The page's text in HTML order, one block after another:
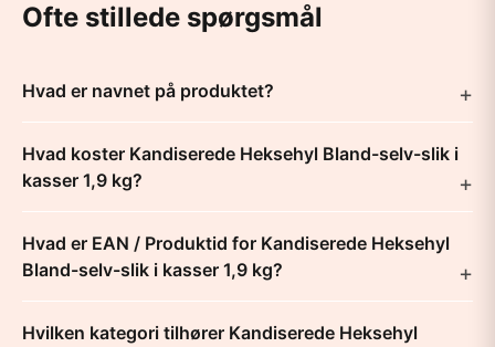
Ofte stillede spørgsmål
Hvad er navnet på produktet?
Hvad koster Kandiserede Heksehyl Bland-selv-slik i
kasser 1,9 kg?
Hvad er EAN / Produktid for Kandiserede Heksehyl
Bland-selv-slik i kasser 1,9 kg?
Hvilken kategori tilhører Kandiserede Heksehyl